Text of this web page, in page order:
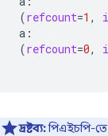
(refcount=1 ,
(refcount=0,
দ্রষ্টব্য:পিএইচপি-তে